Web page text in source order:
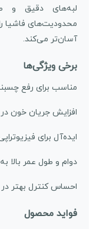
لبه‌های دقیق و
محدودیت‌های فاشیا را
آسان‌تر می‌کند.
برخی ویژگی‌ها
مناسب برای رفع
افزایش جریان خون
ایده‌آل برای
دوام و طول عمر بالا
احساس کنترل بهتر
فواید محصول